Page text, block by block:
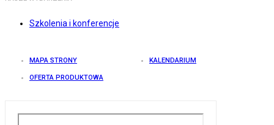
Szkolenia i konferencje
MAPA STRONY KALENDARIUM
OFERTA PRODUKTOWA